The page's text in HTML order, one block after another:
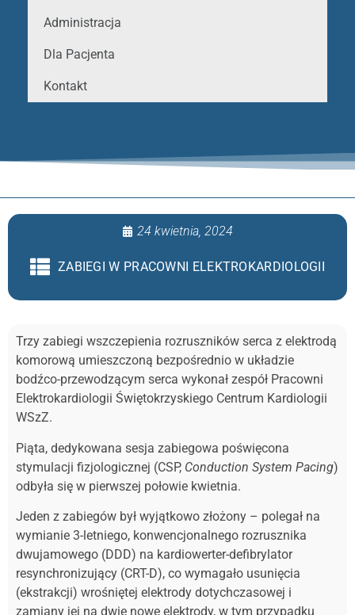
Administracja
Dla Pacjenta
Kontakt
24 kwietnia, 2024
ZABIEGI W PRACOWNI ELEKTROKARDIOLOGII
Trzy zabiegi wszczepienia rozruszników serca z elektrodą
komorową umieszczoną bezpośrednio w układzie
bodźco-przewodzącym serca wykonał zespół Pracowni
Elektrokardiologii Świętokrzyskiego Centrum Kardiologii
WSzZ.
Piąta, dedykowana sesja zabiegowa poświęcona
stymulacji fizjologicznej (CSP, Conduction System Pacing)
odbyła się w pierwszej połowie kwietnia.
Jeden z zabiegów był wyjątkowo złożony – polegał na
wymianie 3-letniego, konwencjonalnego rozrusznika
dwujamowego (DDD) na kardiowerter-defibrylator
resynchronizujący (CRT-D), co wymagało usunięcia
(ekstrakcji) wrośniętej elektrody dotychczasowej i
zamiany jej na dwie nowe elektrody, w tym przypadku